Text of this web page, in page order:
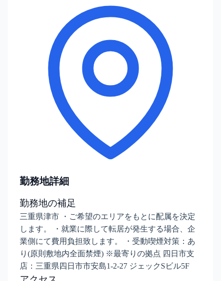
勤務地詳細
勤務地の補足
三重県津市 ・ご希望のエリアをもとに配属を決定
します。 ・就業に際して転居が発生する場合、企
業側にて費用負担致します。 ・受動喫煙対策：あ
り(原則敷地内全面禁煙) ※最寄りの拠点 四日市支
店：三重県四日市市安島1-2-27 ジェックSビル5F